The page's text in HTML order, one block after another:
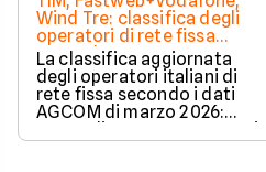
Wind Tre: classifica degli
operatori di rete fissa
secondo AGCOM
La classifica aggiornata
degli operatori italiani di
rete fissa secondo i dati
AGCOM di marzo 2026:
quote di mercato, sorpassi
e new entry.